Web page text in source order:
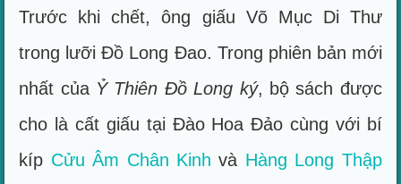
Trước khi chết, ông giấu Võ Mục Di Thư
trong lưỡi Đồ Long Đao. Trong phiên bản mới
nhất của Ỷ Thiên Đồ Long ký, bộ sách được
cho là cất giấu tại Đào Hoa Đảo cùng với bí
kíp Cửu Âm Chân Kinh và Hàng Long Thập